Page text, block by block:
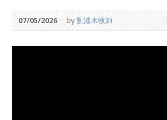
07/05/2026 by劉港木牧師